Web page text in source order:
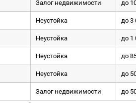
Залог недвижимости до
Неустойка до 3
Неустойка до 1
Неустойка до
Неустойка до
Залог недвижимости до